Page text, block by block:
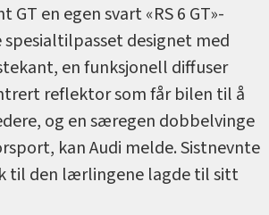
GT en egen svart «RS 6 GT»-
designet med
en funksjonell diffuser
reflektor som får bilen til å
og en særegen dobbelvinge
kan Audi melde. Sistnevnte
til den lærlingene lagde til sitt